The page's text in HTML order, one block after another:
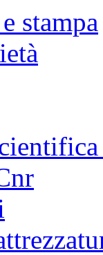
stampa